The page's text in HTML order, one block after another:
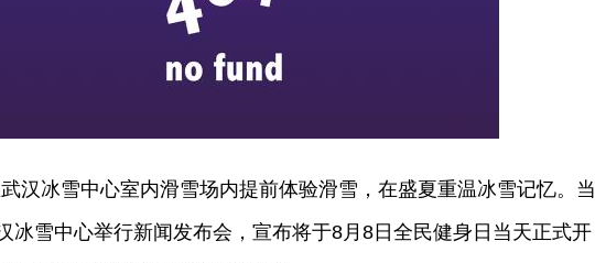
汉冰雪中心室内滑雪场内提前体验滑雪，在盛夏重温冰雪记忆。当
冰雪中心举行新闻发布会，宣布将于8月8日全民健身日当天正式开